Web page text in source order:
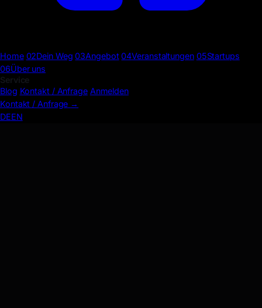
Home 02Dein Weg 03Angebot 04Veranstaltungen 05Startups
06Über uns
Service
Blog Kontakt / Anfrage Anmelden
Kontakt / Anfrage →
DEEN